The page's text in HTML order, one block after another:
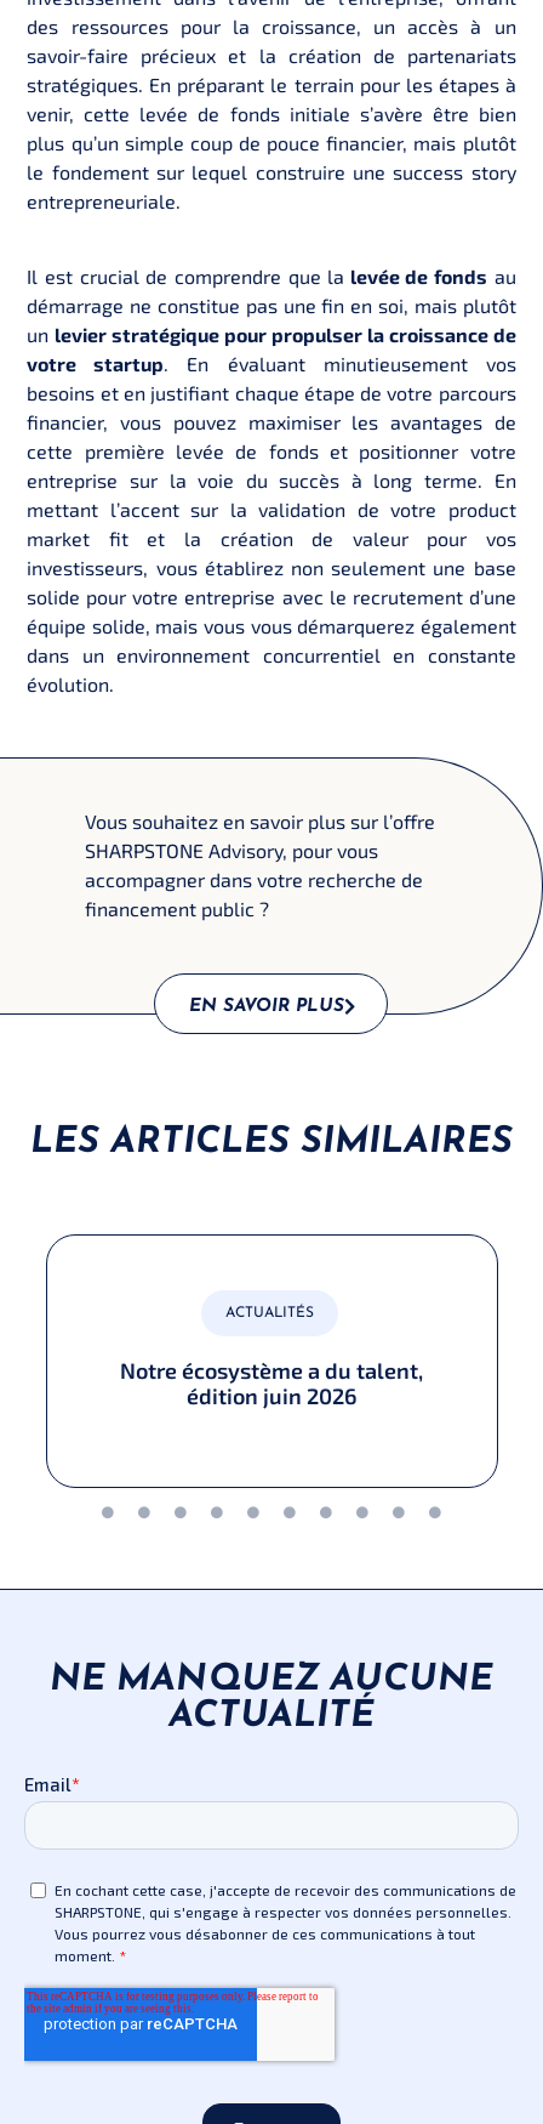
des ressources pour la croissance, un accès à un
savoir-faire précieux et la création de partenariats
stratégiques. En préparant le terrain pour les étapes à
venir, cette levée de fonds initiale s’avère être bien
plus qu’un simple coup de pouce financier, mais plutôt
le fondement sur lequel construire une success story
entrepreneuriale.
Il est crucial de comprendre que la levée de fonds au
démarrage ne constitue pas une fin en soi, mais plutôt
un levier stratégique pour propulser la croissance de
votre startup. En évaluant minutieusement vos
besoins et en justifiant chaque étape de votre parcours
financier, vous pouvez maximiser les avantages de
cette première levée de fonds et positionner votre
entreprise sur la voie du succès à long terme. En
mettant l’accent sur la validation de votre product
market fit et la création de valeur pour vos
investisseurs, vous établirez non seulement une base
solide pour votre entreprise avec le recrutement d’une
équipe solide, mais vous vous démarquerez également
dans un environnement concurrentiel en constante
évolution.
Vous souhaitez en savoir plus sur l’offre
SHARPSTONE Advisory, pour vous
accompagner dans votre recherche de
financement public ?
EN SAVOIR PLUS
LES ARTICLES SIMILAIRES
ACTUALITÉS
Notre écosystème a du talent,
édition juin 2026​
NE MANQUEZ AUCUNE
ACTUALITÉ